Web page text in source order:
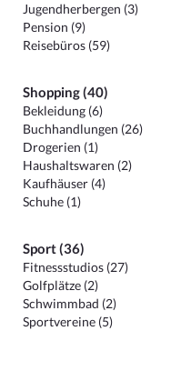
Jugendherbergen (3)
Pension (9)
Reisebüros (59)
Shopping (40)
Bekleidung (6)
Buchhandlungen (26)
Drogerien (1)
Haushaltswaren (2)
Kaufhäuser (4)
Schuhe (1)
Sport (36)
Fitnessstudios (27)
Golfplätze (2)
Schwimmbad (2)
Sportvereine (5)